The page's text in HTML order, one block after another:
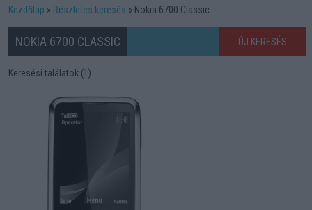
Kezdőlap Részletes keresés Nokia 6700 Classic
NOKIA 6700 CLASSIC ÚJ KERESÉS
Keresési találatok (1)